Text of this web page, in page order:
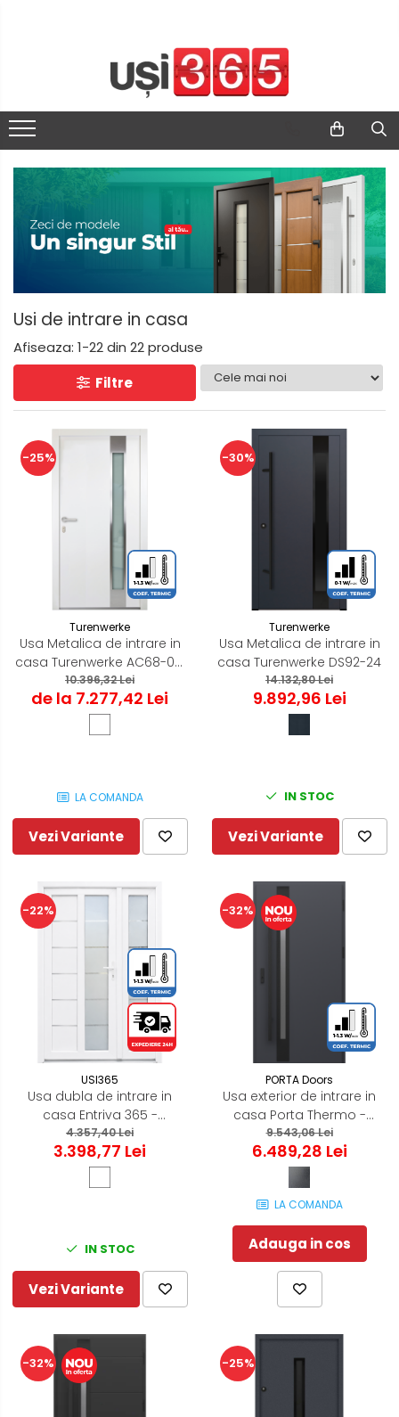
Usi de intrare in casa
Afiseaza: 1-22din 22produse
Filtre
-25%
Turenwerke
Usa Metalica de intrare in
casa Turenwerke AC68-04,
ALB 1020 X 2020
10.396,32 Lei
de la 7.277,42 Lei
LA COMANDA
Vezi Variante
-30%
Turenwerke
Usa Metalica de intrare in
casa Turenwerke DS92-24
14.132,80 Lei
9.892,96 Lei
IN STOC
Vezi Variante
-22%
USI365
Usa dubla de intrare in
casa Entriva 365 -
termoizolanta pentru
exterior - ALB
4.357,40 Lei
3.398,77 Lei
IN STOC
Vezi Variante
-32%
PORTA Doors
Usa exterior de intrare in
casa Porta Thermo -
Standard - Model Glass
G.2 Antracit Structurat
9.543,06 Lei
6.489,28 Lei
LA COMANDA
Adauga in cos
-32% -25%